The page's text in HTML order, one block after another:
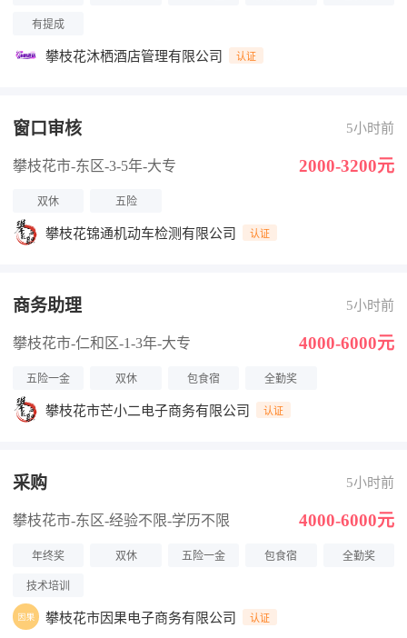
有提成
攀枝花沐栖酒店管理有限公司 认证
窗口审核 5小时前
攀枝花市-东区-3-5年-大专 2000-3200元
双休 五险
攀枝花锦通机动车检测有限公司 认证
商务助理 5小时前
攀枝花市-仁和区-1-3年-大专 4000-6000元
五险一金 双休 包食宿 全勤奖
攀枝花市芒小二电子商务有限公司 认证
采购 5小时前
攀枝花市-东区-经验不限-学历不限 4000-6000元
年终奖 双休 五险一金 包食宿 全勤奖
技术培训
攀枝花市因果电子商务有限公司 认证